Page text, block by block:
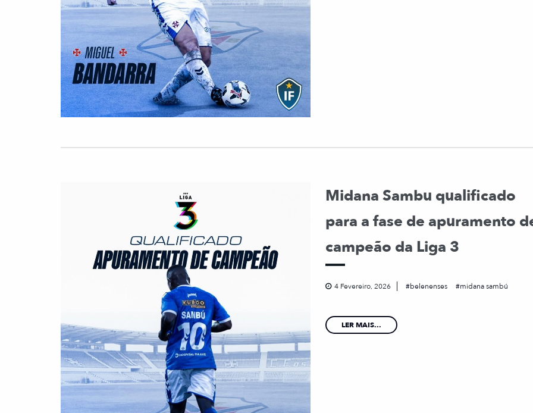
Midana Sambu qualificado
para a fase de apuramento
campeão da Liga 3
4 Fevereiro, 2026 belenenses midana sambú
LER MAIS...